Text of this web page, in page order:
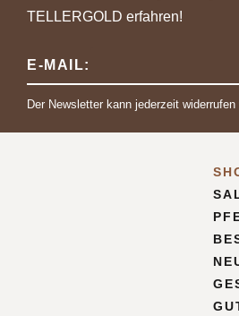
TELLERGOLD erfahren!
E-MAIL:
Der Newsletter kann jederzeit widerrufen